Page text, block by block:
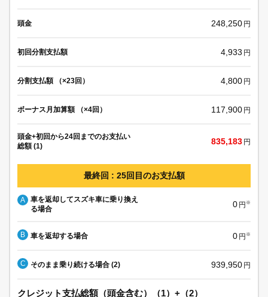
頭金 248,250 円
初回分割支払額 4,933 円
分割支払額 （×23回） 4,800 円
ボーナス月加算額 （×4回） 117,900 円
頭金+初回から24回までのお支払い
総額 (1)
835,183 円
最終回 : 25回目のお支払額
A
車を返却してスズキ車に乗り換え
る場合
0 円 ※
B 車を返却する場合 0 円 ※
C そのまま乗り続ける場合 (2) 939,950 円
クレジット支払総額（頭金含む）（1）+（2）